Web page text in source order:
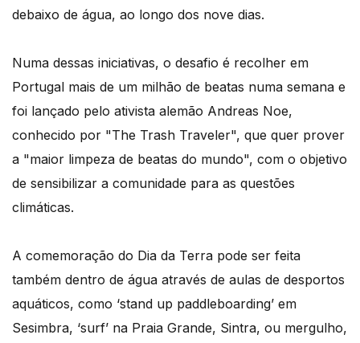
debaixo de água, ao longo dos nove dias.
Numa dessas iniciativas, o desafio é recolher em
Portugal mais de um milhão de beatas numa semana e
foi lançado pelo ativista alemão Andreas Noe,
conhecido por "The Trash Traveler", que quer prover
a "maior limpeza de beatas do mundo", com o objetivo
de sensibilizar a comunidade para as questões
climáticas.
A comemoração do Dia da Terra pode ser feita
também dentro de água através de aulas de desportos
aquáticos, como ‘stand up paddleboarding’ em
Sesimbra, ‘surf’ na Praia Grande, Sintra, ou mergulho,